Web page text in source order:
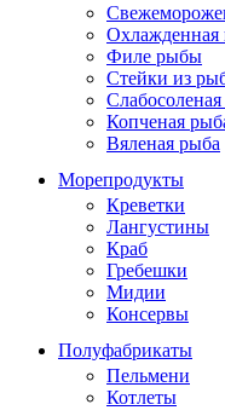
Охлажденная
Филе рыбы
Стейки из
Копченая
Вяленая рыба
Морепродукты
Креветки
Лангустины
Краб
Гребешки
Мидии
Консервы
Полуфабрикаты
Пельмени
Котлеты